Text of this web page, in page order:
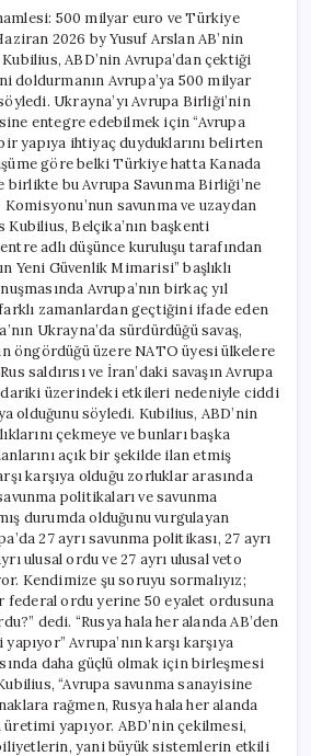
ve
Türkiye
çağrısı
için
500 milyar euro ve Türkiye
2026 by Yusuf Arslan AB’nin
ABD’nin Avrupa’dan çektiği
doldurmanın Avrupa’ya 500 milyar
Ukrayna’yı Avrupa Birliği’nin
entegre edebilmek için “Avrupa
yapıya ihtiyaç duyduklarını belirten
göre belki Türkiye hatta Kanada
birlikte bu Avrupa Savunma Birliği’ne
savunma ve uzaydan
Belçika’nın başkenti
adlı düşünce kuruluşu tarafından
Yeni Güvenlik Mimarisi” başlıklı
Avrupa’nın birkaç yıl
zamanlardan geçtiğini ifade eden
Ukrayna’da sürdürdüğü savaş,
öngördüğü üzere NATO üyesi ülkelere
saldırısı ve İran’daki savaşın Avrupa
üzerindeki etkileri nedeniyle ciddi
olduğunu söyledi. Kubilius, ABD’nin
çekmeye ve bunları başka
açık bir şekilde ilan etmiş
karşıya olduğu zorluklar arasında
politikaları ve savunma
durumda olduğunu vurgulayan
27 ayrı savunma politikası, 27 ayrı
ulusal ordu ve 27 ayrı ulusal veto
Kendimize şu soruyu sormalıyız;
federal ordu yerine 50 eyalet ordusuna
dedi. “Rusya hala her alanda AB’den
Avrupa’nın karşı karşıya
daha güçlü olmak için birleşmesi
“Avrupa savunma sanayisine
rağmen, Rusya hala her alanda
üretimi yapıyor. ABD’nin çekilmesi,
yani büyük sistemlerin etkili